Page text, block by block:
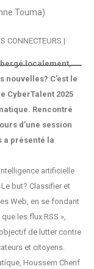
Touma)
CONNECTEURS |
localement,
nouvelles? C’est le
CyberTalent 2025
Rencontré
d’une session
a présenté la
artificielle
but? Classifier et
Web, en se fondant
les flux RSS »,
de lutter contre
et citoyens.
Houssem Cherif